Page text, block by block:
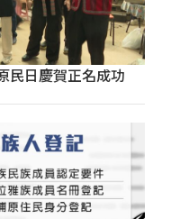
民日慶賀正名成功